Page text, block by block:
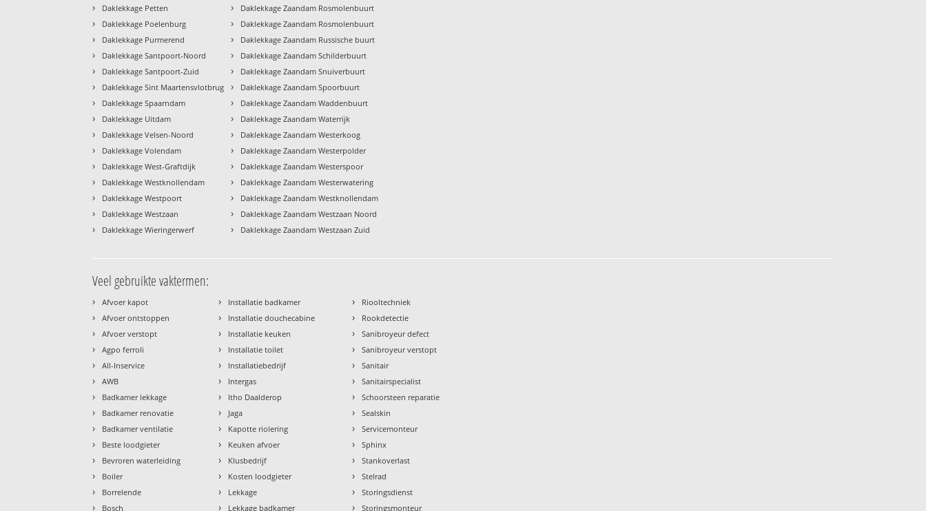
› Daklekkage Petten
› Daklekkage Poelenburg
› Daklekkage Purmerend
› Daklekkage Santpoort-Noord
› Daklekkage Santpoort-Zuid
› Daklekkage Sint Maartensvlotbrug
› Daklekkage Spaarndam
› Daklekkage Uitdam
› Daklekkage Velsen-Noord
› Daklekkage Volendam
› Daklekkage West-Graftdijk
› Daklekkage Westknollendam
› Daklekkage Westpoort
› Daklekkage Westzaan
› Daklekkage Wieringerwerf
› Daklekkage Zaandam Rosmolenbuurt
› Daklekkage Zaandam Rosmolenbuurt
› Daklekkage Zaandam Russische buurt
› Daklekkage Zaandam Schilderbuurt
› Daklekkage Zaandam Snuiverbuurt
› Daklekkage Zaandam Spoorbuurt
› Daklekkage Zaandam Waddenbuurt
› Daklekkage Zaandam Waterrijk
› Daklekkage Zaandam Westerkoog
› Daklekkage Zaandam Westerpolder
› Daklekkage Zaandam Westerspoor
› Daklekkage Zaandam Westerwatering
› Daklekkage Zaandam Westknollendam
› Daklekkage Zaandam Westzaan Noord
› Daklekkage Zaandam Westzaan Zuid
Veel gebruikte vaktermen:
› Afvoer kapot
› Afvoer ontstoppen
› Afvoer verstopt
› Agpo ferroli
› All-Inservice
› AWB
› Badkamer lekkage
› Badkamer renovatie
› Badkamer ventilatie
› Beste loodgieter
› Bevroren waterleiding
› Boiler
› Borrelende
› Bosch
› Installatie badkamer
› Installatie douchecabine
› Installatie keuken
› Installatie toilet
› Installatiebedrijf
› Intergas
› Itho Daalderop
› Jaga
› Kapotte riolering
› Keuken afvoer
› Klusbedrijf
› Kosten loodgieter
› Lekkage
› Lekkage badkamer
› Riooltechniek
› Rookdetectie
› Sanibroyeur defect
› Sanibroyeur verstopt
› Sanitair
› Sanitairspecialist
› Schoorsteen reparatie
› Sealskin
› Servicemonteur
› Sphinx
› Stankoverlast
› Stelrad
› Storingsdienst
› Storingsmonteur